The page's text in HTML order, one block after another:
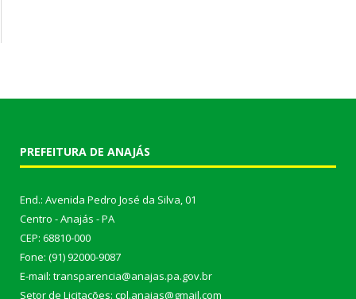
PREFEITURA DE ANAJÁS
End.: Avenida Pedro José da Silva, 01
Centro - Anajás - PA
CEP: 68810-000
Fone: (91) 92000-9087
E-mail: transparencia@anajas.pa.gov.br
Setor de Licitações: cpl.anajas@gmail.com